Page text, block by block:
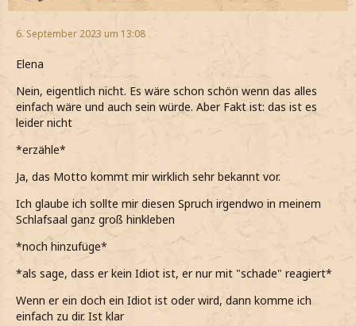
6. September 2023 um 13:08
Elena
Nein, eigentlich nicht. Es wäre schon schön wenn das alles
einfach wäre und auch sein würde. Aber Fakt ist: das ist es
leider nicht
*erzähle*
Ja, das Motto kommt mir wirklich sehr bekannt vor.
Ich glaube ich sollte mir diesen Spruch irgendwo in meinem
Schlafsaal ganz groß hinkleben
*noch hinzufüge*
*als sage, dass er kein Idiot ist, er nur mit "schade" reagiert*
Wenn er ein doch ein Idiot ist oder wird, dann komme ich
einfach zu dir. Ist klar